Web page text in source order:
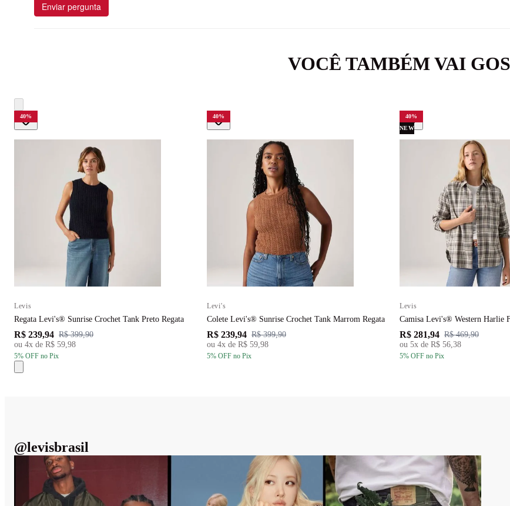
Enviar pergunta
VOCÊ TAMBÉM VAI
40%
Levis
Regata Levi's® Sunrise Crochet Tank Preto Regata
R$ 239,94 R$ 399,90
ou 4x de R$ 59,98
5% OFF no Pix
40%
Levi's
Colete Levi's® Sunrise Crochet Tank Marrom Regata
R$ 239,94 R$ 399,90
ou 4x de R$ 59,98
5% OFF no Pix
40%
NEW
Levis
Camisa Levi's® Western Harlie
R$ 281,94 R$ 469,90
ou 5x de R$ 56,38
5% OFF no Pix
@levisbrasil